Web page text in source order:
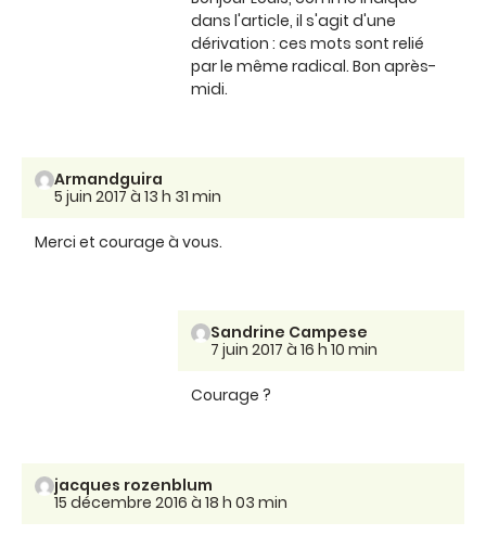
dans l'article, il s'agit d'une
dérivation : ces mots sont relié
par le même radical. Bon après-
midi.
Armandguira
5 juin 2017 à 13 h 31 min
Merci et courage à vous.
Sandrine Campese
7 juin 2017 à 16 h 10 min
Courage ?
jacques rozenblum
15 décembre 2016 à 18 h 03 min